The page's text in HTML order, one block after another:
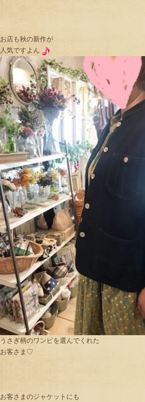
お店も秋の新作が
人気ですよん
うさぎ柄のワンピを選んでくれた
お客さま♡
お客さまのジャケットにも